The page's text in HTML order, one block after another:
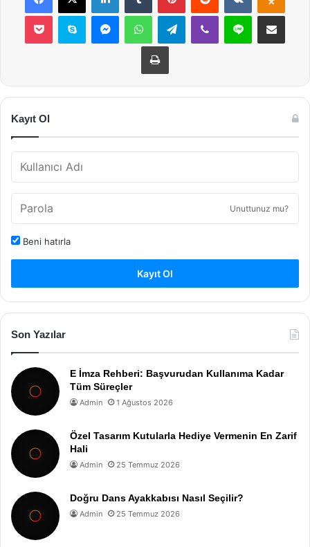
Pocket Skype MessengerWhatsAppTelegramViber Line E-Posta ile
Yazdır
Kayıt Ol
Unuttunuz mu?
Beni hatırla
Kayıt Ol
Son Yazılar
E İmza Rehberi: Başvurudan Kullanıma Kadar
Tüm Süreçler
Admin 1 Ağustos 2026
Özel Tasarım Kutularla Hediye Vermenin En Zarif
Hali
Admin 25 Temmuz 2026
Doğru Dans Ayakkabısı Nasıl Seçilir?
Admin 25 Temmuz 2026